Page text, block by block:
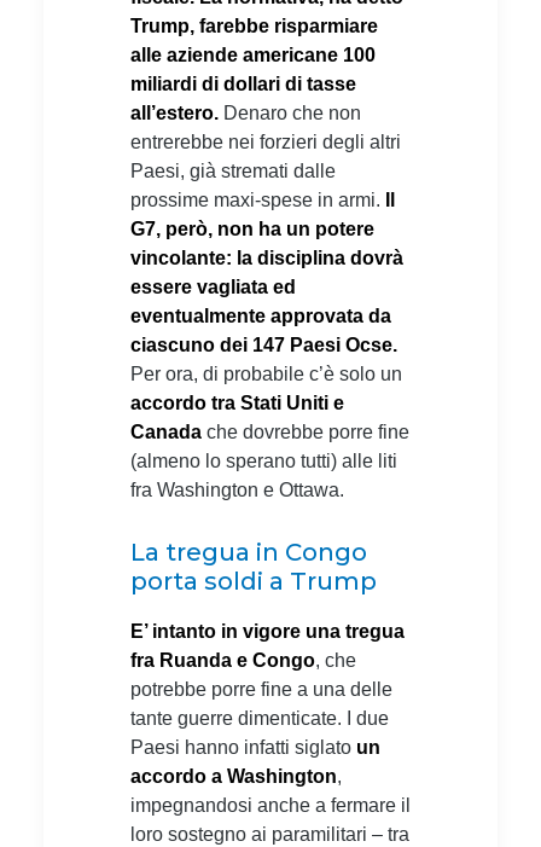
Trump, farebbe risparmiare
alle aziende americane 100
miliardi di dollari di tasse
all’estero. Denaro che non
entrerebbe nei forzieri degli altri
Paesi, già stremati dalle
prossime maxi-spese in armi.
G7, però, non ha un potere
vincolante: la disciplina dovrà
essere vagliata ed
eventualmente approvata da
ciascuno dei 147 Paesi Ocse.
Per ora, di probabile c’è solo un
accordo tra Stati Uniti e
Canada che dovrebbe porre fine
(almeno lo sperano tutti) alle liti
fra Washington e Ottawa.
La tregua in Congo
porta soldi a Trump
E’ intanto in vigore una tregua
fra Ruanda e Congo, che
potrebbe porre fine a una delle
tante guerre dimenticate. I due
Paesi hanno infatti siglato un
accordo a Washington,
impegnandosi anche a fermare il
loro sostegno ai paramilitari – tra